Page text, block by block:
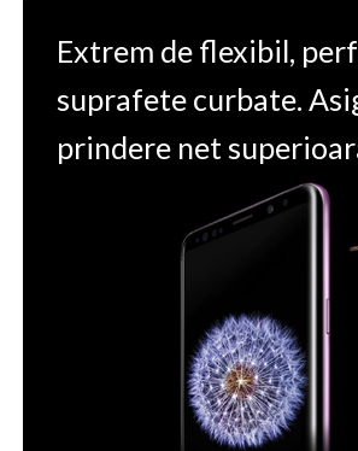
Extrem de flexibil,
suprafete curbate.
prindere net